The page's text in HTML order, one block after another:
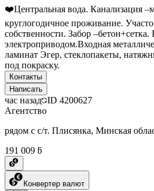
❤️Центральная вода. Канализация
круглогодичное проживание.
собственности. Забор
электроприводом.Входная
ламинат Эгер, стеклопакеты,
под покраску.
Контакты
Написать
час назад ID 4200627
Агентство
рядом с с/т. Плисянка, Минская
191 009 ƃ
Конвертер валют